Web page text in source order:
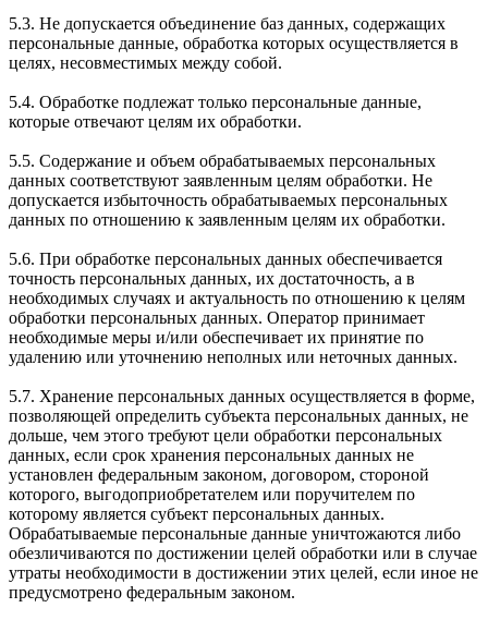
5.3. Не допускается объединение баз данных, содержащих
персональные данные, обработка которых осуществляется в
целях, несовместимых между собой.
5.4. Обработке подлежат только персональные данные,
которые отвечают целям их обработки.
5.5. Содержание и объем обрабатываемых персональных
данных соответствуют заявленным целям обработки. Не
допускается избыточность обрабатываемых персональных
данных по отношению к заявленным целям их обработки.
5.6. При обработке персональных данных обеспечивается
точность персональных данных, их достаточность, а в
необходимых случаях и актуальность по отношению к целям
обработки персональных данных. Оператор принимает
необходимые меры и/или обеспечивает их принятие по
удалению или уточнению неполных или неточных данных.
5.7. Хранение персональных данных осуществляется в форме,
позволяющей определить субъекта персональных данных, не
дольше, чем этого требуют цели обработки персональных
данных, если срок хранения персональных данных не
установлен федеральным законом, договором, стороной
которого, выгодоприобретателем или поручителем по
которому является субъект персональных данных.
Обрабатываемые персональные данные уничтожаются либо
обезличиваются по достижении целей обработки или в случае
утраты необходимости в достижении этих целей, если иное не
предусмотрено федеральным законом.